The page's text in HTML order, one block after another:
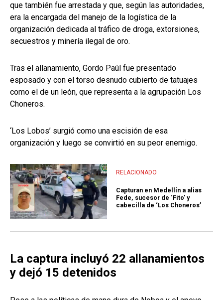
que también fue arrestada y que, según las autoridades,
era la encargada del manejo de la logística de la
organización dedicada al tráfico de droga, extorsiones,
secuestros y minería ilegal de oro.
Tras el allanamiento, Gordo Paúl fue presentado
esposado y con el torso desnudo cubierto de tatuajes
como el de un león, que representa a la agrupación Los
Choneros.
‘Los Lobos’ surgió como una escisión de esa
organización y luego se convirtió en su peor enemigo.
RELACIONADO
Capturan en Medellín a alias
Fede, sucesor de ‘Fito’ y
cabecilla de ‘Los Choneros’
La captura incluyó 22 allanamientos
y dejó 15 detenidos